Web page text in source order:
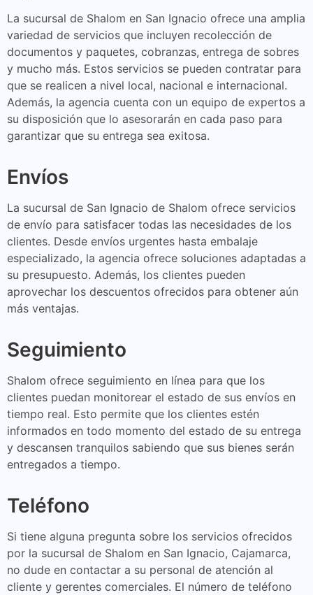
La sucursal de Shalom en San Ignacio ofrece una amplia
variedad de servicios que incluyen recolección de
documentos y paquetes, cobranzas, entrega de sobres
y mucho más. Estos servicios se pueden contratar para
que se realicen a nivel local, nacional e internacional.
Además, la agencia cuenta con un equipo de expertos a
su disposición que lo asesorarán en cada paso para
garantizar que su entrega sea exitosa.
Envíos
La sucursal de San Ignacio de Shalom ofrece servicios
de envío para satisfacer todas las necesidades de los
clientes. Desde envíos urgentes hasta embalaje
especializado, la agencia ofrece soluciones adaptadas a
su presupuesto. Además, los clientes pueden
aprovechar los descuentos ofrecidos para obtener aún
más ventajas.
Seguimiento
Shalom ofrece seguimiento en línea para que los
clientes puedan monitorear el estado de sus envíos en
tiempo real. Esto permite que los clientes estén
informados en todo momento del estado de su entrega
y descansen tranquilos sabiendo que sus bienes serán
entregados a tiempo.
Teléfono
Si tiene alguna pregunta sobre los servicios ofrecidos
por la sucursal de Shalom en San Ignacio, Cajamarca,
no dude en contactar a su personal de atención al
cliente y gerentes comerciales. El número de teléfono